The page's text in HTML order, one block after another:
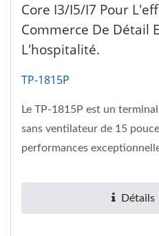
Core I3/i5/i7 Pour
Commerce De Détail
L'hospitalité.
TP-1815P
Le TP-1815P est un
sans ventilateur de 15
performances
Détails